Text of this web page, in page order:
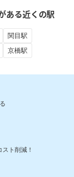
ある近くの駅
関目駅
京橋駅
ト削減！